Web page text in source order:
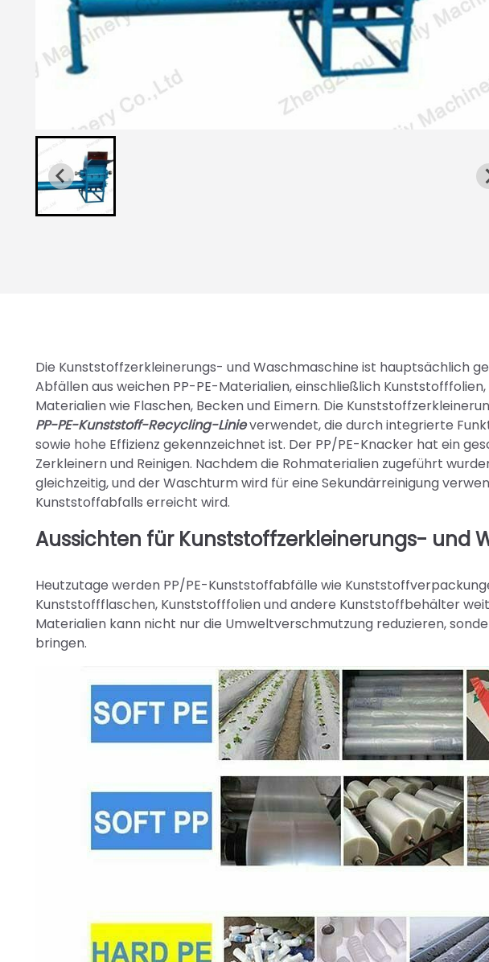
Die Kunststoffzerkleinerungs- und Waschmaschine ist hauptsächlich
Abfällen aus weichen PP-PE-Materialien, einschließlich
Materialien wie Flaschen, Becken und Eimern. Die
PP-PE-Kunststoff-Recycling-Linieverwendet, die durch integrierte
sowie hohe Effizienz gekennzeichnet ist. Der PP/PE-Knacker hat ein
Zerkleinern und Reinigen. Nachdem die Rohmaterialien zugeführt
gleichzeitig, und der Waschturm wird für eine Sekundärreinigung
Kunststoffabfalls erreicht wird.
Aussichten für Kunststoffzerkleinerungs- und
Heutzutage werden PP/PE-Kunststoffabfälle wie
Kunststoffflaschen, Kunststofffolien und andere Kunststoffbehälter
Materialien kann nicht nur die Umweltverschmutzung reduzieren,
bringen.